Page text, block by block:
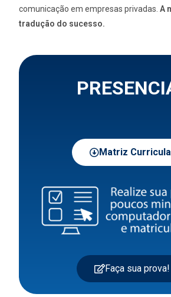
comunicação em empresas privadas.A
tradução do sucesso.
Matriz
Faça sua prova!